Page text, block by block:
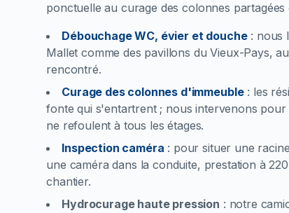
ponctuelle au curage des colonnes
Débouchage WC, évier et douche: nous
Mallet comme des pavillons du Vieux-Pays,
rencontré.
Curage des colonnes d'immeuble: les
fonte qui s'entartrent ; nous intervenons
ne refoulent à tous les étages.
Inspection caméra : pour situer une
une caméra dans la conduite, prestation à
chantier.
Hydrocurage haute pression : notre